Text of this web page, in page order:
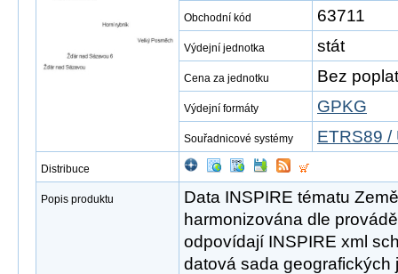
Obchodní kód 63711
Výdejní jednotka stát
Cena za jednotku Bez
Výdejní formáty GPKG
Souřadnicové systémy ETRS89 /
Distribuce
Popis produktu
Data INSPIRE tématu
harmonizována dle
odpovídají INSPIRE xml
datová sada geografických